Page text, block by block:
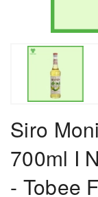
Siro
700ml I
- Tobee